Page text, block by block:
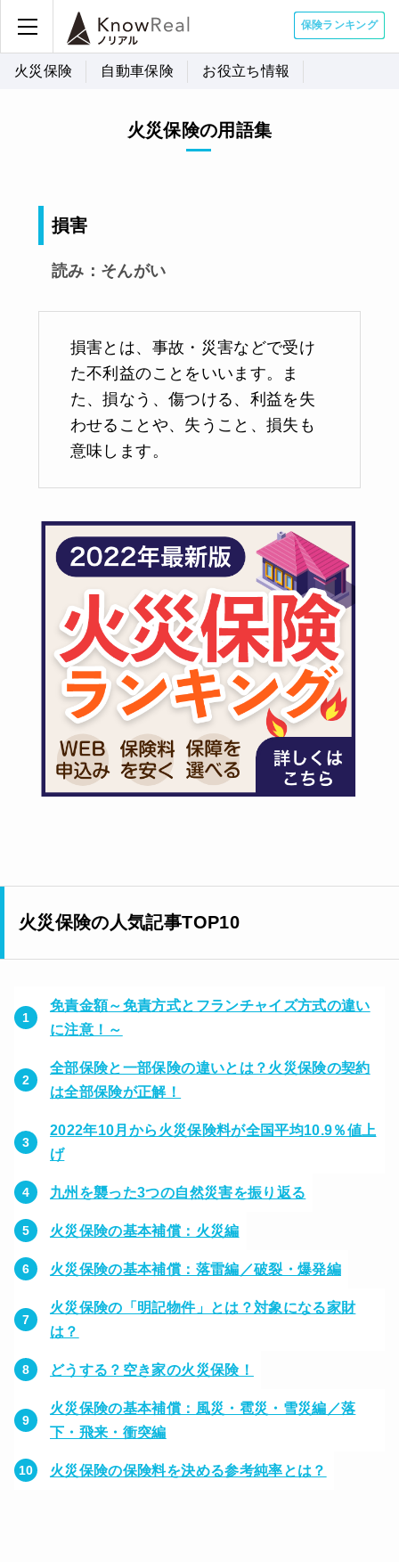
保険ランキング
火災保険 自動車保険 お役立ち情報
火災保険の用語集
損害
読み：そんがい
損害とは、事故・災害などで受け
た不利益のことをいいます。ま
た、損なう、傷つける、利益を失
わせることや、失うこと、損失も
意味します。
火災保険の人気記事TOP10
免責金額～免責方式とフランチャイズ方式の違い
に注意！～
全部保険と一部保険の違いとは？火災保険の契約
は全部保険が正解！
2022年10月から火災保険料が全国平均10.9％値上
げ
九州を襲った3つの自然災害を振り返る
火災保険の基本補償：火災編
火災保険の基本補償：落雷編／破裂・爆発編
火災保険の「明記物件」とは？対象になる家財
は？
どうする？空き家の火災保険！
火災保険の基本補償：風災・雹災・雪災編／落
下・飛来・衝突編
火災保険の保険料を決める参考純率とは？